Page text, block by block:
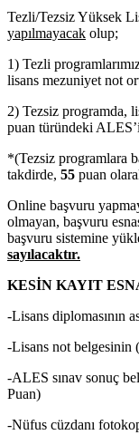
Tezli/Tezsiz Yüksek
yapılmayacak olup;
1) Tezli
lisans mezuniyet not
2) Tezsiz programda,
puan türündeki
*(Tezsiz programlara
takdirde, 55 puan
Online başvuru
olmayan, başvuru
başvuru sistemine
sayılacaktır.
KESİN KAYIT
-Lisans diplomasının
-Lisans not belgesinin
-ALES sınav sonuç
Puan)
-Nüfus cüzdanı